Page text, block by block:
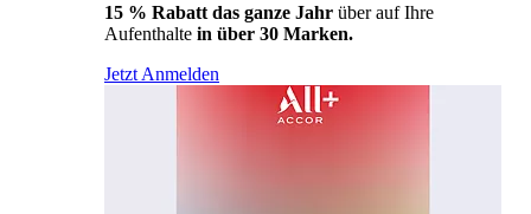
15 % Rabatt das ganze Jahr über auf Ihre
Aufenthalte in über 30 Marken.
Jetzt Anmelden